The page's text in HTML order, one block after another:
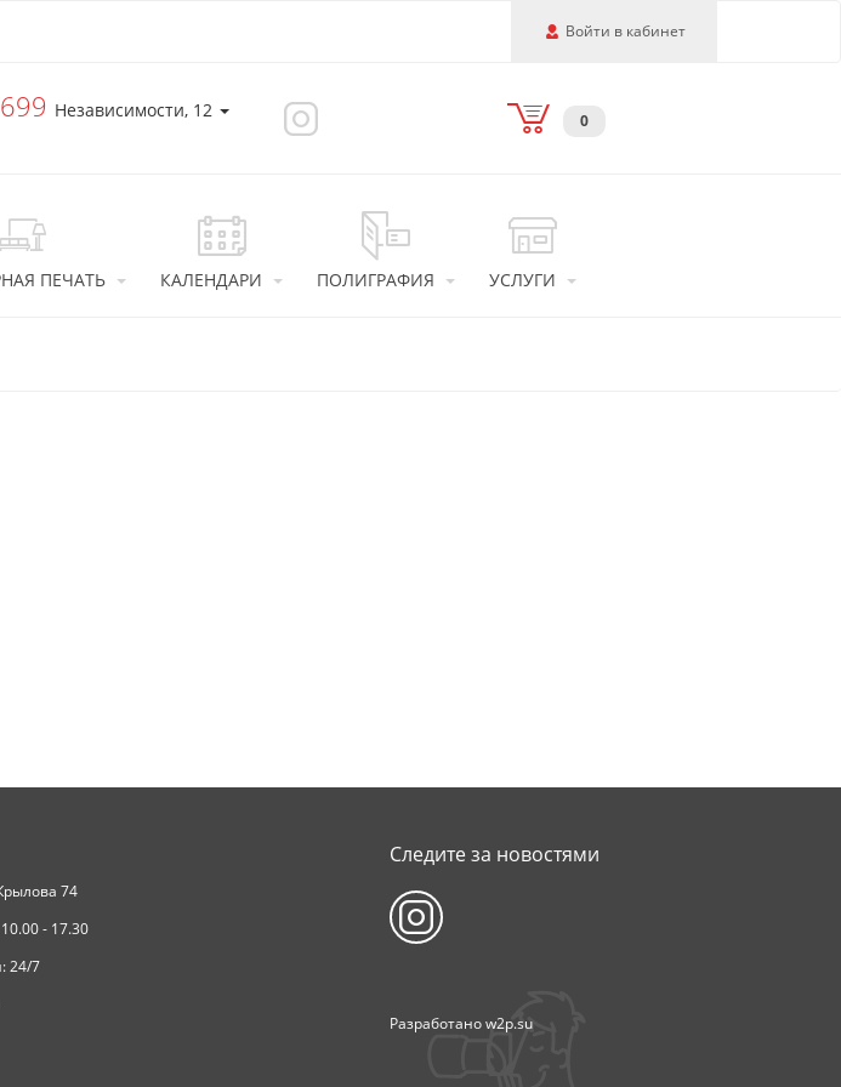
Войти в кабинет
Независимости, 12 0
ПЕЧАТЬ КАЛЕНДАРИ ПОЛИГРАФИЯ УСЛУГИ
74
- 17.30
24/7
Следите за новостями
Разработаноw2p.su